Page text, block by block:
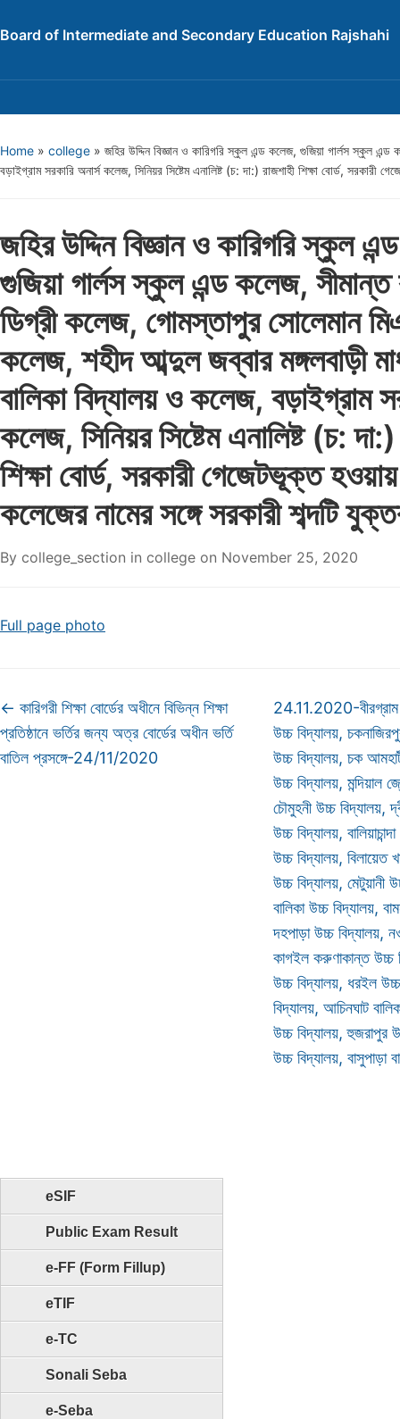
Board of Intermediate and Secondary Education Rajshahi
Home » college » জহির উদ্দিন বিজ্ঞান ও কারিগরি স্কুল এন্ড কলেজ, গুজিয়া গার্লস স্কুল
বড়াইগ্রাম সরকারি অনার্স কলেজ, সিনিয়র সিষ্টেম এনালিষ্ট (চ: দা:) রাজশাহী শিক্ষা বোর্ড, সরকারী
eSIF
Public Exam Result
e-FF (Form Fillup)
eTIF
e-TC
Sonali Seba
e-Seba
জহির উদ্দিন বিজ্ঞান ও কারিগরি স্কুল
গুজিয়া গার্লস স্কুল এন্ড কলেজ, সীমান্ত
ডিগ্রী কলেজ, গোমস্তাপুর সোলেমান
কলেজ, শহীদ আব্দুল জব্বার মঙ্গলবাড়ী
বালিকা বিদ্যালয় ও কলেজ, বড়াইগ্রাম
কলেজ, সিনিয়র সিষ্টেম এনালিষ্ট (চ:
শিক্ষা বোর্ড, সরকারী গেজেটভূক্ত হওয়ায়
কলেজের নামের সঙ্গে সরকারী শব্দটি
By college_section in college on November 25, 2020
Full page photo
← কারিগরী শিক্ষা বোর্ডের অধীনে বিভিন্ন শিক্ষা
প্রতিষ্ঠানে ভর্তির জন্য অত্র বোর্ডের অধীন ভর্তি
বাতিল প্রসঙ্গে-24/11/2020
24.11.2020-বীরগ্রাম
উচ্চ বিদ্যালয়,
উচ্চ বিদ্যালয়, চক
উচ্চ বিদ্যালয়, মন্দিয়াল
চৌমুহনী উচ্চ বিদ্যালয়,
উচ্চ বিদ্যালয়,
উচ্চ বিদ্যালয়, বিলায়েত
উচ্চ বিদ্যালয়, মেটুয়ানী
বালিকা উচ্চ বিদ্যালয়,
দহপাড়া উচ্চ বিদ্যালয়,
কাগইল করুণাকান্ত উচ্চ
উচ্চ বিদ্যালয়, ধরইল
বিদ্যালয়, আচিনঘাট
উচ্চ বিদ্যালয়, হুজরাপুর
উচ্চ বিদ্যালয়, বাসুপাড়া